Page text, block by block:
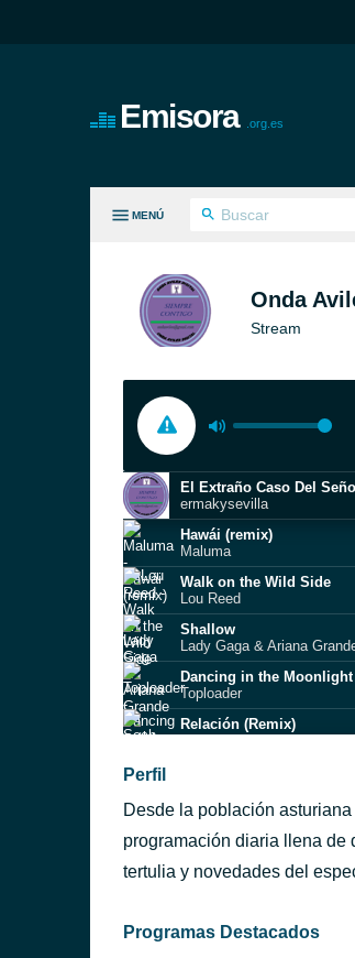
Emisora .org.es
MENÚ
Onda
Stream
El Extraño Caso Del
ermakysevilla
Hawái (remix)
Maluma
Walk on the Wild Side
Lou Reed
Shallow
Lady Gaga & Ariana
Dancing in the Moonlight
Toploader
Relación (Remix)
Qi
T-Jy
Thriller (single version)
Michael Jackson
Jonas Blue
Perfil
Desde la población
programación diaria llena de
tertulia y novedades del
Programas Destacados